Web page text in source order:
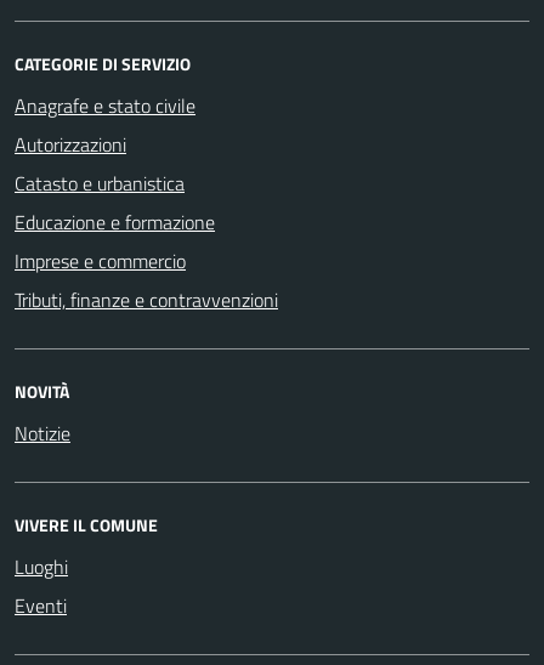
CATEGORIE DI SERVIZIO
Anagrafe e stato civile
Autorizzazioni
Catasto e urbanistica
Educazione e formazione
Imprese e commercio
Tributi, finanze e contravvenzioni
NOVITÀ
Notizie
VIVERE IL COMUNE
Luoghi
Eventi